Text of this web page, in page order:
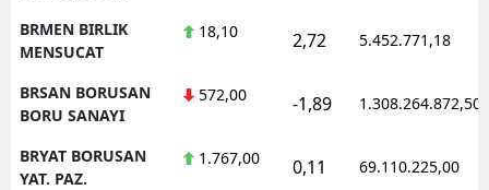
BRMEN BIRLIK
MENSUCAT
18,10 2,72 5.452.771,18
BRSAN BORUSAN
BORU SANAYI
572,00 -1,89 1.308.264.872,50
BRYAT BORUSAN
YAT. PAZ.
1.767,00 0,11 69.110.225,00